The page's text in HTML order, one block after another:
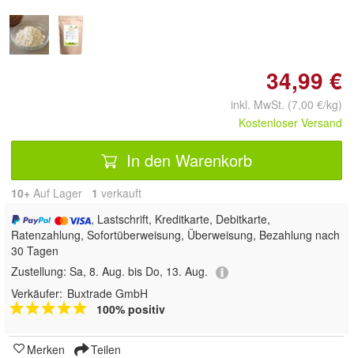
34,99 €
inkl. MwSt. (7,00 €/kg)
Kostenloser Versand
In den Warenkorb
10+ Auf Lager 1 verkauft
, Lastschrift, Kreditkarte, Debitkarte,
Ratenzahlung, Sofortüberweisung, Überweisung, Bezahlung nach
30 Tagen
Zustellung: Sa, 8. Aug. bis Do, 13. Aug.
Verkäufer: Buxtrade GmbH
100% positiv
Merken Teilen